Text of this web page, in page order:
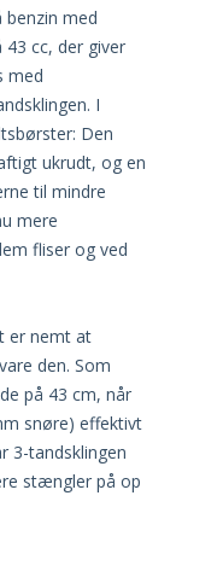
med
43 cc, der giver
med
I
Den
ukrudt, og en
til mindre
mere
fliser og ved
er nemt at
den. Som
på 43 cm, når
snøre) effektivt
3-tandsklingen
stængler på op